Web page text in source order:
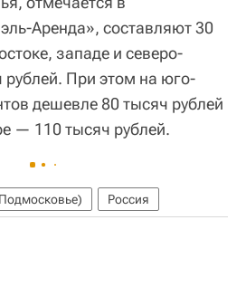
Аренда», составляют 30
западе и северо-
При этом на юго-
дешевле 80 тысяч рублей
— 110 тысяч рублей.
Россия